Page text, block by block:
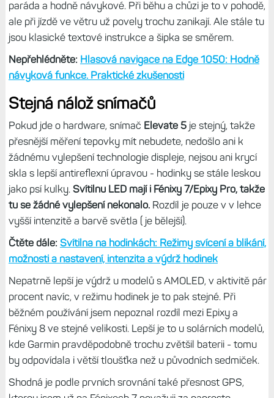
přepínat.Dosud jsem si na to nezvykl a v přímém srovnání
se staršími modely mi původní řešení, kdy je vše v jednom
streamu, přijde lepší, rozhodně pro ovládání tlačítky;
dotykem je to krapet snadnější.
Čtěte dále:Navigace s hodinkami Fénix 8: Odlišné chování,
oddělené datové obrazovky a komplikované ovládání
Zajímavým vylepšením jsou být hlasové povely při
navigaci, které kopírují ty v Edge 1050. A musím přiznat,
že i přes nižší hlasitost než na Edge 1050, je to fakt
paráda a hodně návykové. Při běhu a chůzi je to v pohodě,
ale při jízdě ve větru už povely trochu zanikají. Ale stále tu
jsou klasické textové instrukce a šipka se směrem.
Nepřehlédněte: Hlasová navigace na Edge 1050: Hodně
návyková funkce. Praktické zkušenosti